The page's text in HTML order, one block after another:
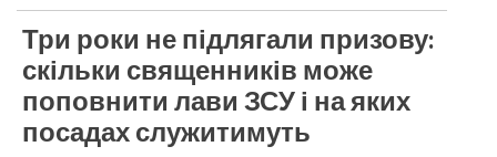
Три роки не підлягали призову:
скільки священників може
поповнити лави ЗСУ і на яких
посадах служитимуть